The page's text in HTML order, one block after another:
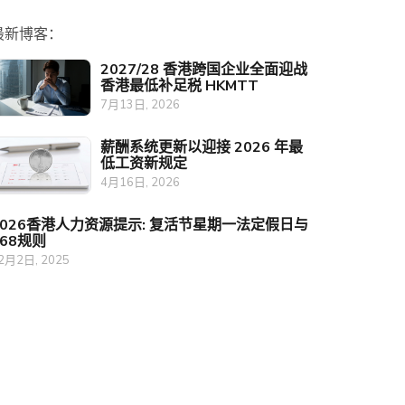
博客：
2027/28 香港跨国企业全面迎战
香港最低补足税 HKMTT
7月13日, 2026
薪酬系统更新以迎接 2026 年最
低工资新规定
4月16日, 2026
香港人力资源提示: 复活节星期一法定假日与
规则
月2日, 2025